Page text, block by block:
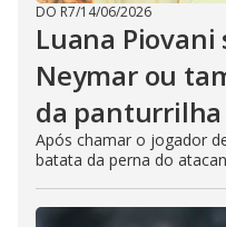
DO R7/14/06/2026
Luana
Neymar ou
da panturrilha
Após chamar o jogador
batata da perna do